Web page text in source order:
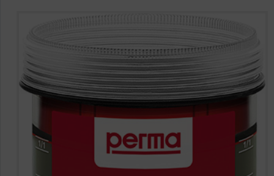
KARBANTARTÓ ANYAGOK
CSAPÁGYAK
BEMUTATKOZÁS
ÜZLETEINK